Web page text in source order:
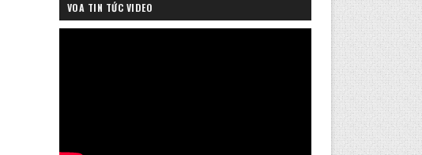
VOA TIN TỨC VIDEO